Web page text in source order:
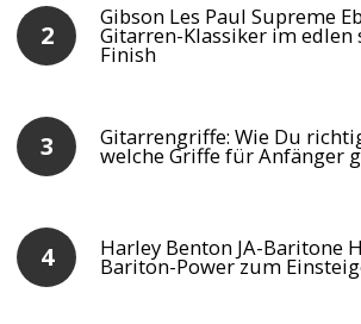
Gibson Les Paul Supreme
Gitarren-Klassiker im edlen
Finish
Gitarrengriffe: Wie Du
welche Griffe für Anfänger
Harley Benton JA-Baritone
Bariton-Power zum